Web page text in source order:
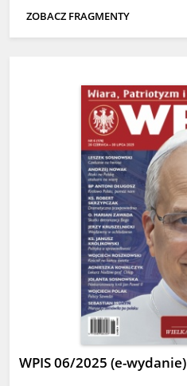
ZOBACZ FRAGMENTY
WPIS 06/2025 (e-wydanie)